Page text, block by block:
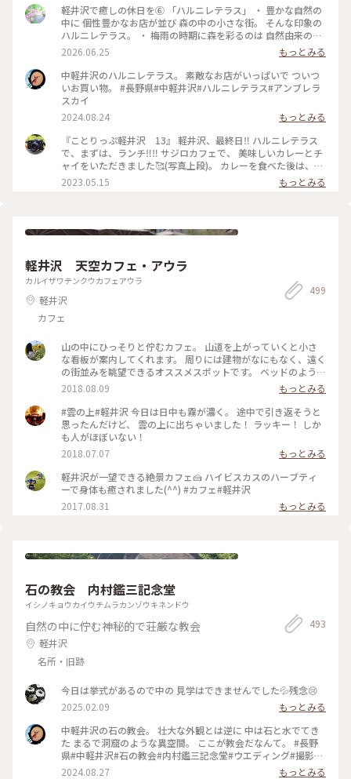
軽井沢で癒しの休日を⑥ 「ハルニレテラス」 ・ 豊かな自然の
中に 個性豊かなお店が並び 森の中の小さな街。 そんな印象の
ハルニレテラス。 ・ 梅雨の時期に森を彩るのは 自然由来の素
材で100色に染めた布たち。 日差しに照らされ風に揺れて〜
改めて晴れて良かったなぁ〜。 心が躍る風景でした。 ・ 平日
でしたが多くの人で賑わっていました。 （週末はどうなっち
ゃうの？） #ひみつの絶景 #軽井沢 #ハルニレテラス
2026.06.25
もっとみる
中軽井沢のハルニレテラス。 素敵なお店がいっぱいで ついつ
いお買い物。 #長野県#中軽井沢#ハルニレテラス#アンブレラ
スカイ
2024.08.24
もっとみる
『ことりっぷ軽井沢 13』 軽井沢、最終日‼️ ハルニレテラス
で、まずは、ランチ‼️‼️ サジロカフェで、 美味しいカレーとチ
ャイをいただきました🥰(写真上段)。 カレーを食べた後は、、
ソフトクリーム🍦🤣(写真右下)。 和菓子の【和泉屋 傳兵衛】
さんで販売している、 〘森の花豆ソフトクリーム〙です。 森
たです🥰🥰 【和泉屋 傳兵衛】さんと、 【丸山珈琲】さんで
っぷ軽井沢#ランチ#カレー#ソフトクリーム#お土産#OPPO撮
影
2023.05.15 もっとみる
軽井沢 天空カフェ・アウラ
カルイザワテンクウカフェアウラ
軽井沢
カフェ
499
山の中にひっそりと佇むカフェ。 山道を上がっていくと小さ
な看板が案内してくれます。 周りには建物がなにもなく、遠く
の街並みを眺望できるオススメスポットです。 ベッドのように
寝転びながらゆったりできる席や綺麗な景色を一望出来るテー
ブル席、ペットをお連れの方も安心なペット専用席もありま
す。 賑やかな街を離れてゆったりと過ごすにはもってこいのカ
フェです。
2018.08.09
もっとみる
#雲の上#軽井沢 今日は日中も霧が濃く。 途中で引き返そうと
思ったんだけど、 雲の上に出ちゃいました！ ラッキー！ しか
も人がほぼいない！
2018.07.07
もっとみる
軽井沢が一望できる絶景カフェ🍰 ハイビスカスのハーブティ
ーで身体も癒されました(^^) #カフェ#軽井沢
2017.08.31
もっとみる
石の教会 内村鑑三記念堂
イシノキョウカイウチムラカンゾウキネンドウ
自然の中に佇む神秘的で荘厳な教会
軽井沢
名所・旧跡
493
今日は挙式があるので中の 見学はできませんでした💦残念😢
2025.02.09
もっとみる
中軽井沢の石の教会。 壮大な外観とは逆に 中は石と水でてき
た まるで洞窟のような異空間。 ここが教会だなんて。 #長野
県#中軽井沢#石の教会#内村鑑三記念堂#ウエディング#撮影禁
止
2024.08.27
もっとみる